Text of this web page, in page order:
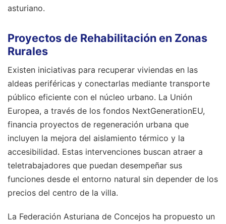
asturiano.
Proyectos de Rehabilitación en Zonas
Rurales
Existen iniciativas para recuperar viviendas en las
aldeas periféricas y conectarlas mediante transporte
público eficiente con el núcleo urbano. La Unión
Europea, a través de los fondos NextGenerationEU,
financia proyectos de regeneración urbana que
incluyen la mejora del aislamiento térmico y la
accesibilidad. Estas intervenciones buscan atraer a
teletrabajadores que puedan desempeñar sus
funciones desde el entorno natural sin depender de los
precios del centro de la villa.
La Federación Asturiana de Concejos ha propuesto un